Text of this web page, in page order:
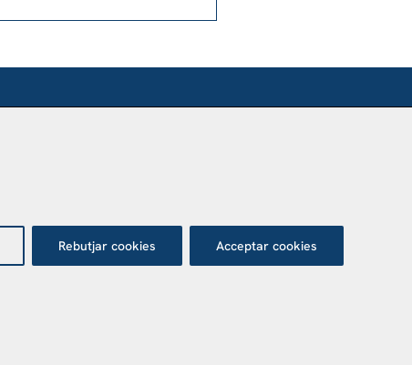
Abrir en Maps
Rebutjar cookies Acceptar cookies